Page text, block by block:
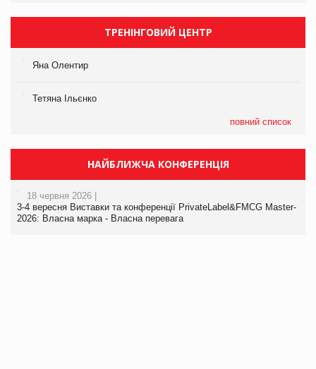
ТРЕНІНГОВИЙ ЦЕНТР
Яна Олентир
Тетяна Ільєнко
повний список
НАЙБЛИЖЧА КОНФЕРЕНЦІЯ
18 червня 2026 |
3-4 вересня Виставки та конференції PrivateLabel&FMCG Master-
2026: Власна марка - Власна перевага